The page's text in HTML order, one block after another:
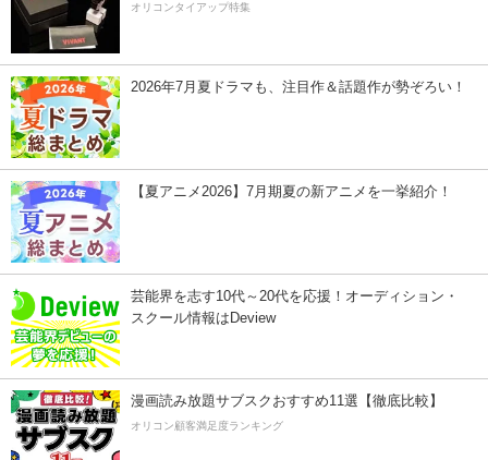
オリコンタイアップ特集
2026年7月夏ドラマも、注目作＆話題作が勢ぞろい！
【夏アニメ2026】7月期夏の新アニメを一挙紹介！
芸能界を志す10代～20代を応援！オーディション・
スクール情報はDeview
漫画読み放題サブスクおすすめ11選【徹底比較】
オリコン顧客満足度ランキング